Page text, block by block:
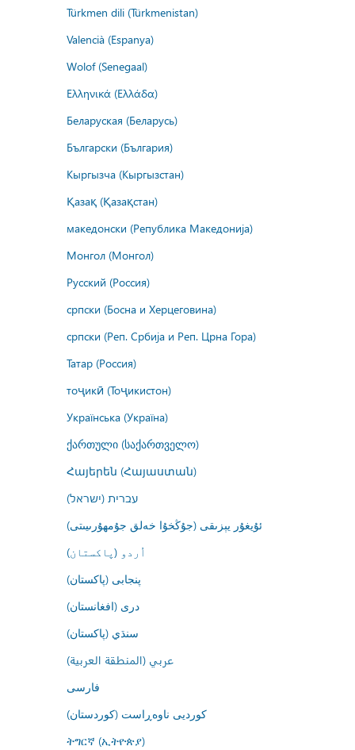
Türkmen dili (Türkmenistan)
Valencià (Espanya)
Wolof (Senegaal)
Ελληνικά (Ελλάδα)
Беларуская (Беларусь)
Български (България)
Кыргызча (Кыргызстан)
Қазақ (Қазақстан)
македонски (Република Македонија)
Монгол (Монгол)
Русский (Россия)
српски (Босна и Херцеговина)
српски (Реп. Србија и Реп. Црна Гора)
Татар (Россия)
тоҷикӣ (Тоҷикистон)
Українська (Україна)
ქართული (საქართველო)
Հայերեն (Հայաստան)
עברית (ישראל)
ئۇيغۇر يېزىقى (جۇڭخۇا خەلق جۇمھۇرىيىتى)
اُردو (پاکستان)
پنجابی (پاکستان)
درى (افغانستان)
سنڌي (پاکستان)
عربي (المنطقة العربية)
فارسى
کوردیی ناوەڕاست (کوردستان)
ትግርኛ (ኢትዮጵያ)